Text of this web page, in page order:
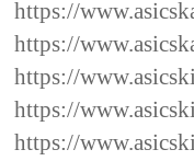
https://
https://
https://
https://
https://